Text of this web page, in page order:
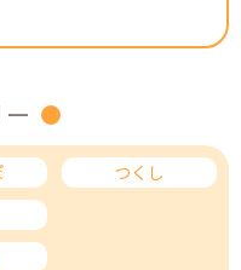
つくし